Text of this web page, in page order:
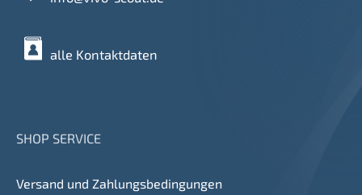
alle Kontaktdaten
SHOP SERVICE
Versand und Zahlungsbedingungen